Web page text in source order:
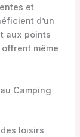
et
d’un
aux points
même
Camping
loisirs